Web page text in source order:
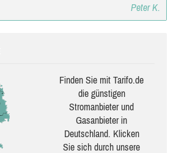
Peter K.
Finden Sie mit Tarifo.de
die güns­ti­gen
Stromanbieter und
Gasanbieter in
Deutschland. Klicken
Sie sich durch unsere